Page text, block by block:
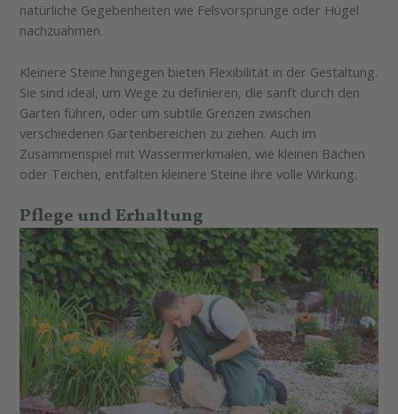
natürliche Gegebenheiten wie Felsvorsprünge oder Hügel
nachzuahmen.
Kleinere Steine hingegen bieten Flexibilität in der Gestaltung.
Sie sind ideal, um Wege zu definieren, die sanft durch den
Garten führen, oder um subtile Grenzen zwischen
verschiedenen Gartenbereichen zu ziehen. Auch im
Zusammenspiel mit Wassermerkmalen, wie kleinen Bächen
oder Teichen, entfalten kleinere Steine ihre volle Wirkung.
Pflege und Erhaltung